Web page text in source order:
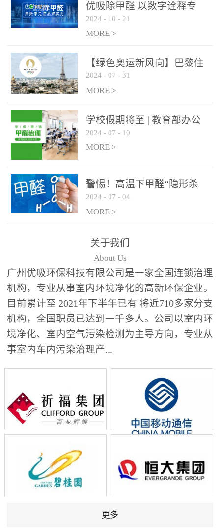
优吸除甲醛 以数字诠释专
业，尽显除醛品牌实力！
2024 - 10 - 21
MORE >
【绿色奥运新风向】巴黎住
宿风波：优吸环保共建健康
绿色家居
2024 - 07 - 31
MORE >
学校假期将至 | 教育部办公
厅关于加强学校新建校舍室
内空气质量管理通知
2024 - 07 - 10
MORE >
警惕！高温下甲醛“隐形杀
手”来袭，你的家安全吗？
2024 - 07 - 04
MORE >
关于我们
About Us
广州优吸环保科技有限公司是一家全国连锁治理
机构，专业从事室内环境净化的高新环保企业。
目前累计至 2021年下半年已有 将近710多家分支
机构，全国职员已达到一千多人。公司以室内环
境净化、室内空气污染检测为主导方向，专业从
事室内车内污染治理产...
更多